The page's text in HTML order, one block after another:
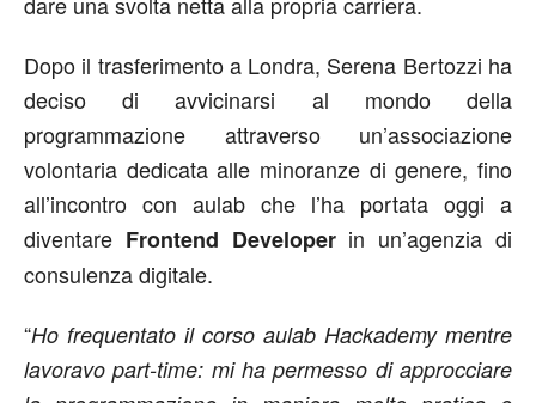
Dopo il trasferimento a Londra, Serena Bertozzi ha
deciso di avvicinarsi al mondo della
programmazione attraverso un’associazione
volontaria dedicata alle minoranze di genere, fino
all’incontro con aulab che l’ha portata oggi a
diventare Frontend Developerin un’agenzia di
consulenza digitale.
“Ho frequentato il corso aulab Hackademy mentre
lavoravo part-time: mi ha permesso di approcciare